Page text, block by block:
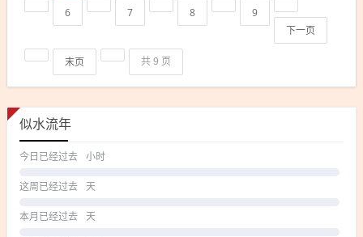
6 7 8
9
下一页
末页 共 9 页
似水流年
今日已经过去 小时
这周已经过去 天
本月已经过去 天